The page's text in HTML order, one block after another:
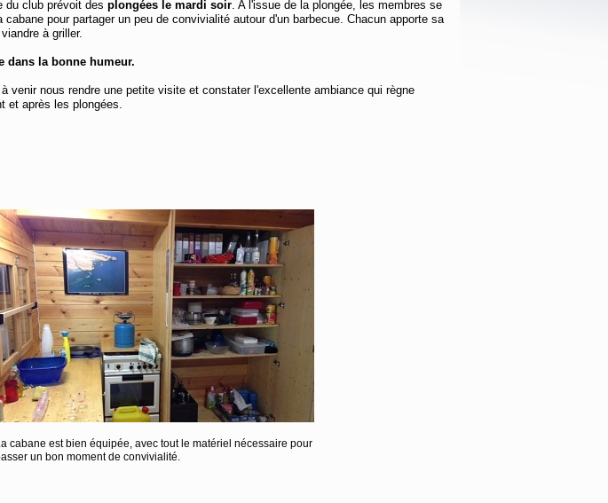
Piscine Sion
du club prévoit des plongées le mardi soir . A l'issue de la plongée, les membres se
cabane pour partager un peu de convivialité autour d'un barbecue. Chacun apporte sa
à griller.
dans la bonne humeur.
venir nous rendre une petite visite et constater l'excellente ambiance qui règne
et après les plongées.
cabane est bien équipée, avec tout le matériel nécessaire pour
un bon moment de convivialité.